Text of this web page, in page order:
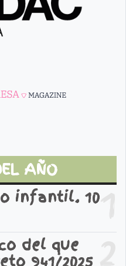
AÑO
1
infantil. 10
2
del que
941/2025